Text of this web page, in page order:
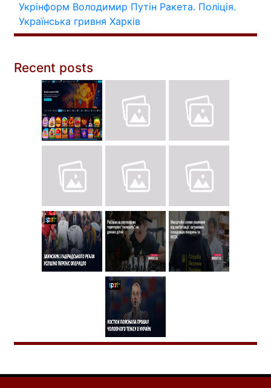
Укрінформ Володимир Путін Ракета. Поліція.
Українська гривня Харків
Recent posts